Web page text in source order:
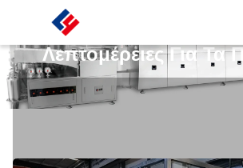
Λεπτομέρειες Για Τα